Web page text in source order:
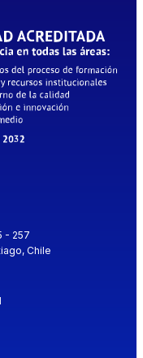
- 257
Chile